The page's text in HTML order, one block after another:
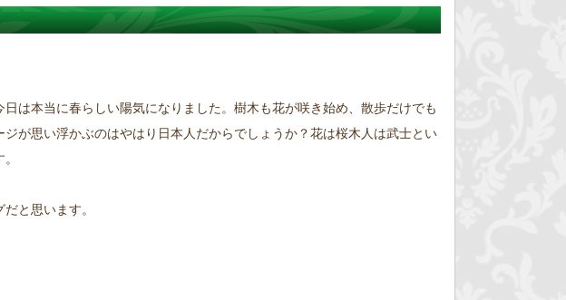
は本当に春らしい陽気になりました。樹木も花が咲き始め、散歩だけでも
が思い浮かぶのはやはり日本人だからでしょうか？花は桜木人は武士とい
と思います。